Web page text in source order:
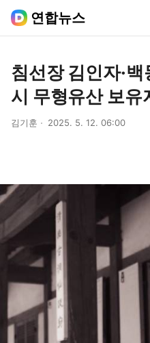
연합뉴스
침선장 김인자·
시 무형유산 보유
김기훈 2025. 5. 12. 06:00